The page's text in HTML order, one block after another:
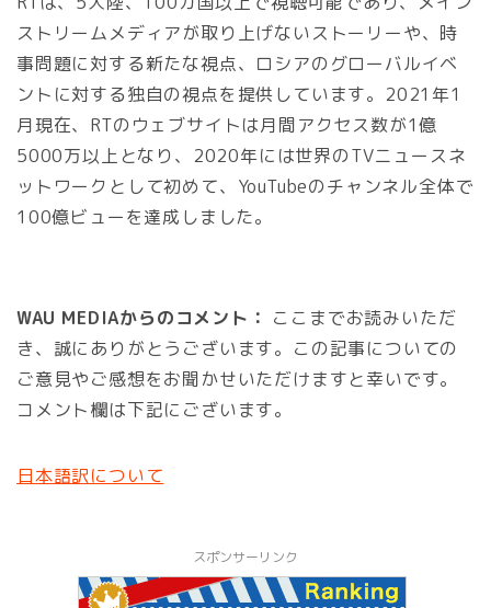
ストリームメディアが取り上げないストーリーや、時
事問題に対する新たな視点、ロシアのグローバルイベ
ントに対する独自の視点を提供しています。2021年1
月現在、RTのウェブサイトは月間アクセス数が1億
5000万以上となり、2020年には世界のTVニュースネ
ットワークとして初めて、YouTubeのチャンネル全体で
100億ビューを達成しました。
WAU MEDIAからのコメント： ここまでお読みいただ
き、誠にありがとうございます。この記事についての
ご意見やご感想をお聞かせいただけますと幸いです。
コメント欄は下記にございます。
日本語訳について
スポンサーリンク